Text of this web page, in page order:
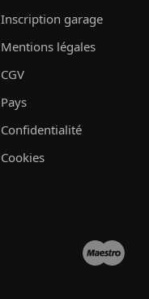
Inscription garage
Mentions légales
CGV
Pays
Confidentialité
Cookies